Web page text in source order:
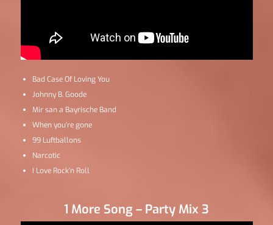
Bad Case Of Loving You
Johnny B. Goode
Mir san a Bayrische Band
When you’re gone
99 Luftballons
Narcotic
I Love Rock’n Roll
1 More Song – Party Mix 3